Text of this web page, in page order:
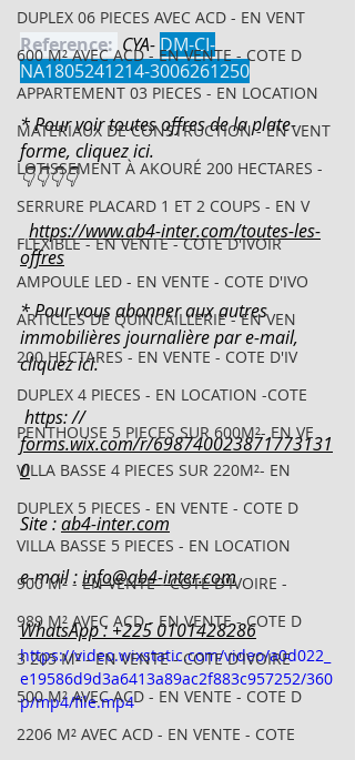
DUPLEX 06 PIECES AVEC ACD - EN VENT
600 M² AVEC ACD - EN VENTE - COTE D
APPARTEMENT 03 PIECES - EN LOCATION
MATERIAUX DE CONSTRUCTION - EN VENT
LOTISSEMENT À AKOURÉ 200 HECTARES -
SERRURE PLACARD 1 ET 2 COUPS - EN V
FLEXIBLE - EN VENTE - COTE D'IVOIR
AMPOULE LED - EN VENTE - COTE D'IVO
ARTICLES DE QUINCAILLERIE - EN VEN
200 HECTARES - EN VENTE - COTE D'IV
DUPLEX 4 PIECES - EN LOCATION -COTE
PENTHOUSE 5 PIECES SUR 600M²- EN VE
VILLA BASSE 4 PIECES SUR 220M²- EN
DUPLEX 5 PIECES - EN VENTE - COTE D
VILLA BASSE 5 PIECES - EN LOCATION
900 M² - EN VENTE - COTE D'IVOIRE -
989 M² AVEC ACD - EN VENTE - COTE D
3 205 M² - EN VENTE - COTE D'IVOIRE
500 M² AVEC ACD - EN VENTE - COTE D
2206 M² AVEC ACD - EN VENTE - COTE
Reference: CYA- DM-CI-
NA1805241214-3006261250
* Pour voir toutes offres de la plate-
forme, cliquez ici.
👇👇👇👇
https://www.ab4-inter.com/toutes-les-
offres
* Pour vous abonner aux autres
immobilières journalière par e-mail,
cliquez ici.
https: //
forms.wix.com/r/698740023871773131
0
Site : ab4-inter.com
e-mail : info@ab4-inter.com
WhatsApp : +225 0101428286
https://video.wixstatic.com/video/a0d022_
e19586d9d3a6413a89ac2f883c957252/360
p/mp4/file.mp4